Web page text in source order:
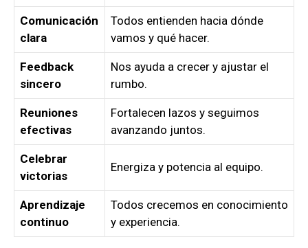
Comunicación
clara
Todos entienden hacia dónde
vamos y qué hacer.
Feedback
sincero
Nos ayuda a crecer y ajustar el
rumbo.
Reuniones
efectivas
Fortalecen lazos y seguimos
avanzando juntos.
Celebrar
victorias
Energiza y potencia al equipo.
Aprendizaje
continuo
Todos crecemos en conocimiento
y experiencia.